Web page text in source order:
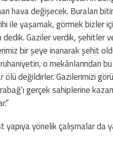
hava değişecek. Buraları
ile yaşamak, görmek bizler
dedik. Gaziler verdik, şehitler
bir şeye inanarak şehit
o mekânlarından bu
ölü değildirler. Gazilerimizi
gerçek sahiplerine
yönelik çalışmalar da